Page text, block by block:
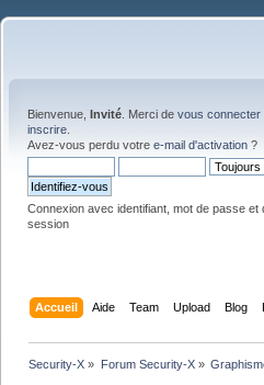
Bienvenue, Invité . Merci de vous connecter
inscrire
Avez-vous perdu votre e-mail d'activation ?
Connexion avec identifiant, mot de passe et
session
Accueil Aide Team Upload Blog
Security-X » Forum Security-X»